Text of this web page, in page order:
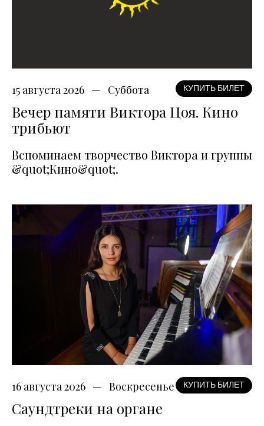
15 августа 2026 Суббота КУПИТЬ БИЛЕТ
Вечер памяти Виктора Цоя. Кино
трибьют
Вспоминаем творчество Виктора и группы
&quot;Кино&quot;.
16 августа 2026 Воскресенье КУПИТЬ БИЛЕТ
Саундтреки на органе